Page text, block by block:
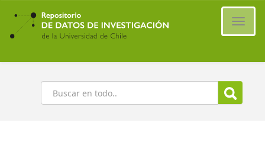
Ir
contenido
principal
Buscar